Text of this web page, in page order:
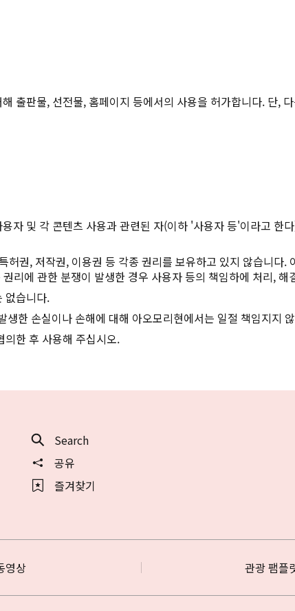
출판물, 선전물, 홈페이지 등에서의 사용을 허가합니다. 단,
자 및 각 콘텐츠 사용과 관련된 자(이하 '사용자 등'이라고 한
권, 저작권, 이용권 등 각종 권리를 보유하고 있지 않습니다.
리에 관한 분쟁이 발생한 경우 사용자 등의 책임하에 처리, 해
없습니다.
한 손실이나 손해에 대해 아오모리현에서는 일절 책임지지
의한 후 사용해 주십시오.
Search
공유
즐겨찾기
영상 관광 팸플